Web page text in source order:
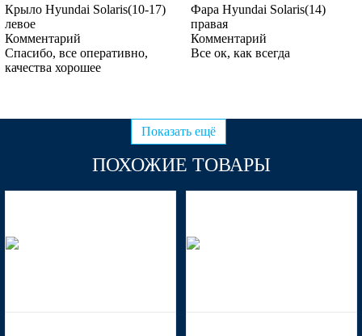
RHM - SLEEK SILVER, IRONMAN SILVER
Крыло Hyundai Solaris(10-17)
левое
Комментарий
Спасибо, все оперативно,
качества хорошее
Фара Hyundai Solaris(14)
правая
Комментарий
Все ок, как всегда
Показать ещё
ПОХОЖИЕ ТОВАРЫ